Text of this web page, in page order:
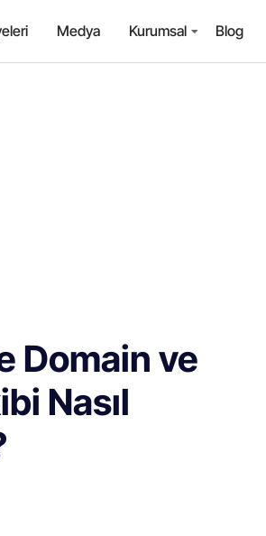
Medya Kurumsal Blog
Domain ve
Nasıl